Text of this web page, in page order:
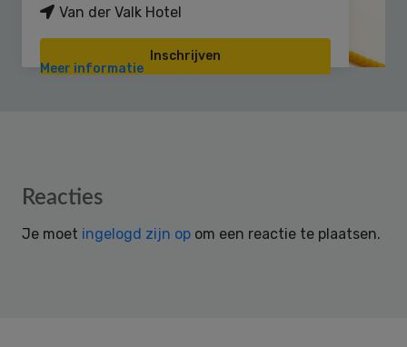
Van der Valk Hotel
Inschrijven
Meer informatie
Reader
Reacties
Je moet ingelogd zijn op om een reactie te plaatsen.